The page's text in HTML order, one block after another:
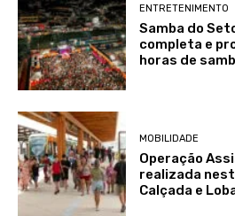
ENTRETENIMENTO
Samba do
completa e
horas de
MOBILIDADE
Operação
realizada
Calçada e